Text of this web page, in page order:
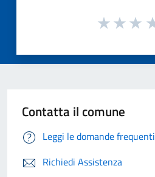
Contatta il comune
Leggi le domande frequenti
Richiedi Assistenza